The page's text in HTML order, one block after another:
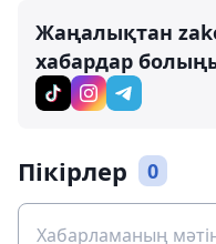
Жаңалықтан
хабардар
Пікірлер 0